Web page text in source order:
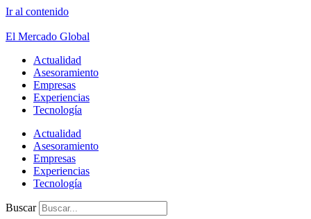
Ir al contenido
El Mercado Global
Actualidad
Asesoramiento
Empresas
Experiencias
Tecnología
Actualidad
Asesoramiento
Empresas
Experiencias
Tecnología
Buscar